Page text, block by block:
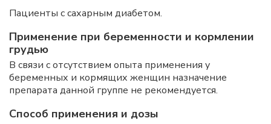
Пациенты с сахарным диабетом.
Применение при беременности и кормлении
грудью
В связи с отсутствием опыта применения у
беременных и кормящих женщин назначение
препарата данной группе не рекомендуется.
Способ применения и дозы